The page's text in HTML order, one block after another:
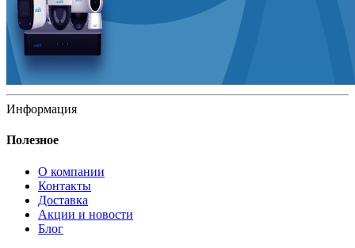
Информация
Полезное
О компании
Контакты
Доставка
Акции и новости
Блог